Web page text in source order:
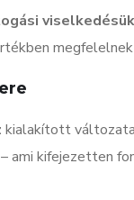
kialakított
ami kifejezetten